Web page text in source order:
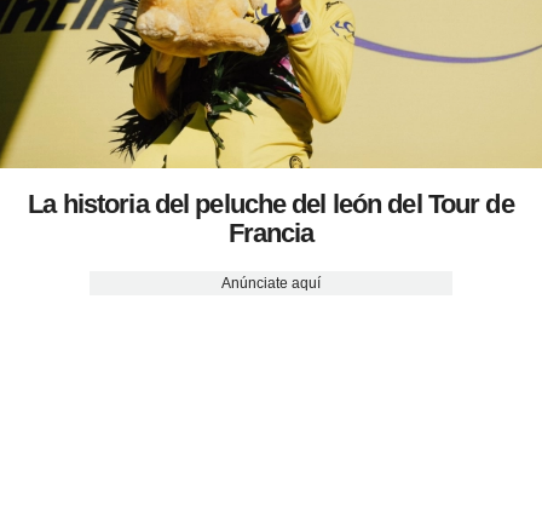
La historia del peluche del león del Tour de
Francia
Anúnciate aquí